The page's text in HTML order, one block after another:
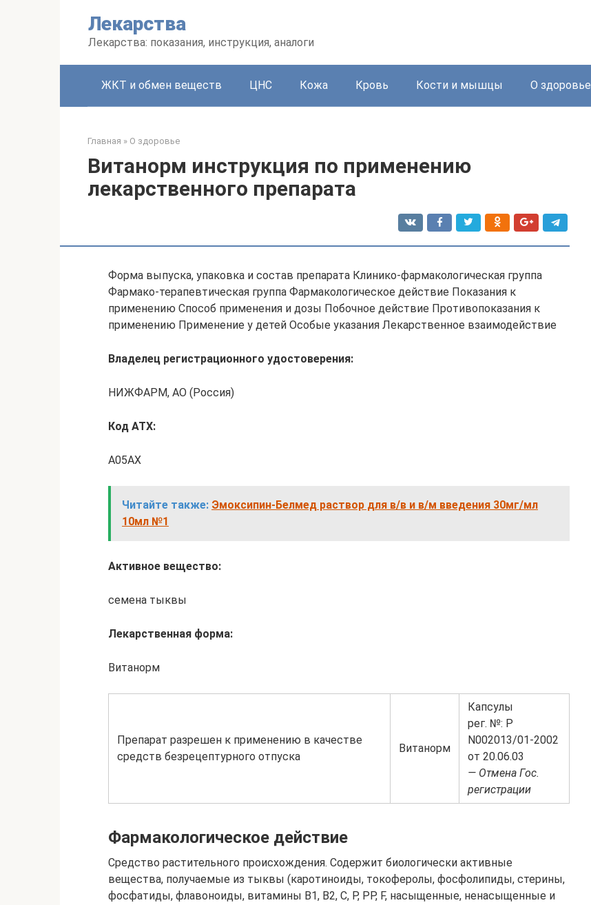
Лекарства
Лекарства: показания, инструкция, аналоги
ЖКТ и обмен веществ ЦНС Кожа Кровь Кости и мышцы О здоровье
Главная » О здоровье
Витанорм инструкция по применению
лекарственного препарата
Форма выпуска, упаковка и состав препарата Клинико-фармакологическая группа
Фармако-терапевтическая группа Фармакологическое действие Показания к
применению Способ применения и дозы Побочное действие Противопоказания к
применению Применение у детей Особые указания Лекарственное взаимодействие
Владелец регистрационного удостоверения:
НИЖФАРМ, АО (Россия)
Код ATX:
A05AX
Читайте также: Эмоксипин-Белмед раствор для в/в и в/м введения 30мг/мл
10мл №1
Активное вещество:
семена тыквы
Лекарственная форма:
Витанорм
Препарат разрешен к применению в качестве
средств безрецептурного отпуска
Витанорм
Капсулы
рег. №: Р
N002013/01-2002
от 20.06.03
— Отмена Гос.
регистрации
Фармакологическое действие
Средство растительного происхождения. Содержит биологически активные
вещества, получаемые из тыквы (каротиноиды, токоферолы, фосфолипиды, стерины,
фосфатиды, флавоноиды, витамины В1, В2, С, Р, РР, F, насыщенные, ненасыщенные и